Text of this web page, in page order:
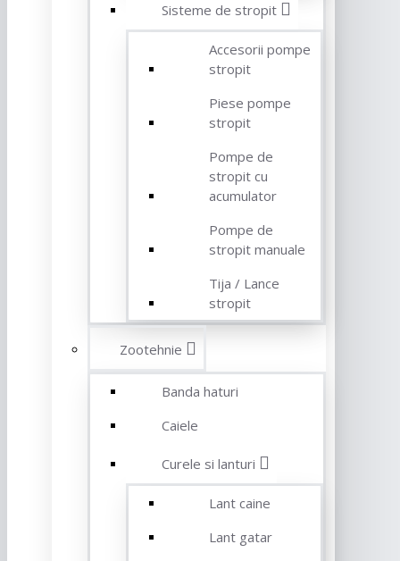
Sisteme de stropit
Accesorii pompe
stropit
Piese pompe
stropit
Pompe de
stropit cu
acumulator
Pompe de
stropit manuale
Tija / Lance
stropit
Zootehnie
Banda haturi
Caiele
Curele si lanturi
Lant caine
Lant gatar